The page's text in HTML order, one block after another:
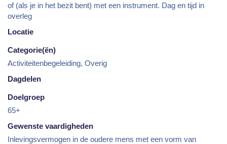
of (als je in het bezit bent) met een instrument. Dag en tijd in
overleg
Locatie
Categorie(ën)
Activiteitenbegeleiding, Overig
Dagdelen
Doelgroep
65+
Gewenste vaardigheden
Inlevingsvermogen in de oudere mens met een vorm van